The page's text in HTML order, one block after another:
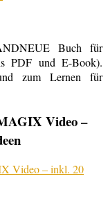
Buch für
PDF und E-Book).
zum Lernen für
Video –